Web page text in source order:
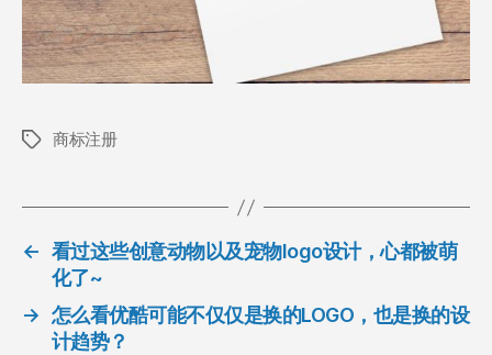
标
商标注册
← 看过这些创意动物以及宠物logo设计，心都被萌
化了~
→ 怎么看优酷可能不仅仅是换的LOGO，也是换的设
计趋势？